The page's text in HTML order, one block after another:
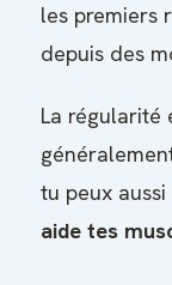
les premiers
depuis des
La régularité
tu peux
aide tes